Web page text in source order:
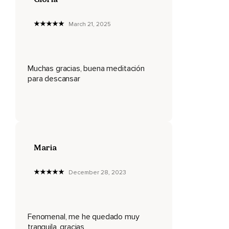
Percibes como tu peso se va siendo más notorio,
Que sostiene amablemente todo tu cuerpo.
Sube poco a poco de tus caderas hasta tu ombligo,
Tu pecho,
Y poco a poco vas a llevar la tensión de tus hombros hasta
March 21, 2025
Muchas gracias, buena meditación
para descansar
Maria
December 28, 2023
Fenomenal, me he quedado muy
tranquila, gracias